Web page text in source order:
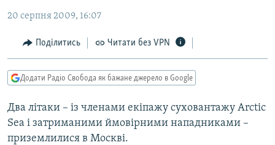
до
навігації
Перейти
до
ПОЛІТИКА
ЕКОНОМІКА
КУЛЬТУРА
СПОРТ
УКРАЇНА
ВІЙНА
РОСІЙСЬКА «ФІЛЬТРАЦІЯ»
КРИМ.РЕАЛІЇ
ТИ ЯК?
20 серпня 2009, 16:07
Поділитись Читати без VPN
Додати Радіо Свобода як бажане джерело в Google
Два літаки – із членами екіпажу суховантажу Arctic
Sea і затриманими ймовірними нападниками –
приземлилися в Москві.